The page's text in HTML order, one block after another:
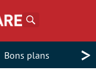
Bons plans >